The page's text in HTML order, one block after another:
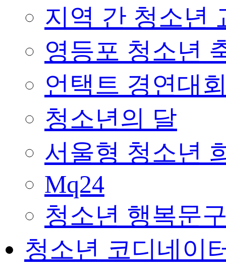
지역 간 청소년
영등포 청소년
언택트 경연대
청소년의 달
서울형 청소년
Mq24
청소년 행복문
청소년 코디네이